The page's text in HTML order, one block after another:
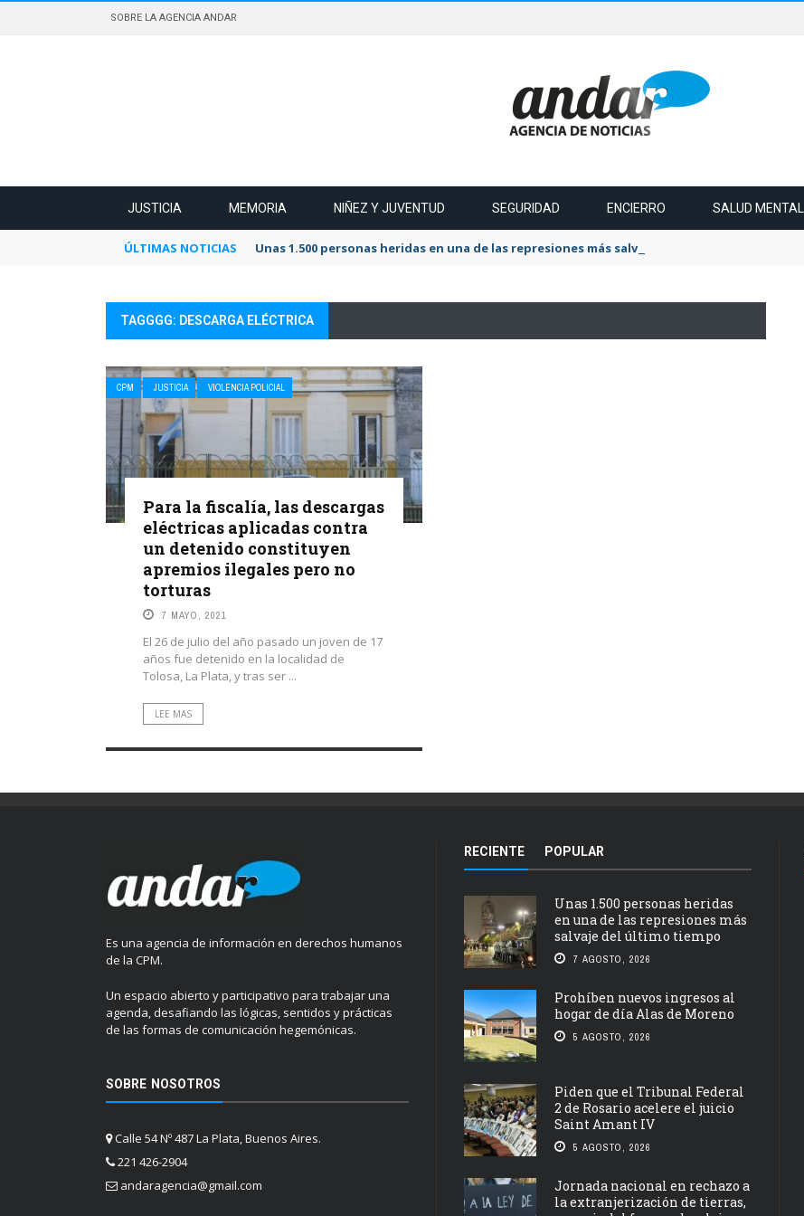
SOBRE LA AGENCIA ANDAR
JUSTICIA MEMORIA NIÑEZ Y JUVENTUD SEGURIDAD ENCIERRO SALUD MENTAL
ÚLTIMAS NOTICIAS Unas 1.500 personas heridas en una de las represiones más salvaje del último tiempo
TAGGGG: DESCARGA ELÉCTRICA
CPM JUSTICIA VIOLENCIA POLICIAL
Para la fiscalía, las descargas
eléctricas aplicadas contra
un detenido constituyen
apremios ilegales pero no
torturas
7 MAYO, 2021
El 26 de julio del año pasado un joven de 17
años fue detenido en la localidad de
Tolosa, La Plata, y tras ser ...
LEE MAS
Es una agencia de información en derechos humanos
de la CPM.
Un espacio abierto y participativo para trabajar una
agenda, desafiando las lógicas, sentidos y prácticas
de las formas de comunicación hegemónicas.
SOBRE NOSOTROS
Calle 54 Nº 487 La Plata, Buenos Aires.
221 426-2904
andaragencia@gmail.com
RECIENTE POPULAR
Unas 1.500 personas heridas
en una de las represiones más
salvaje del último tiempo
7 AGOSTO, 2026
Prohíben nuevos ingresos al
hogar de día Alas de Moreno
5 AGOSTO, 2026
Piden que el Tribunal Federal
2 de Rosario acelere el juicio
Saint Amant IV
5 AGOSTO, 2026
Jornada nacional en rechazo a
la extranjerización de tierras,